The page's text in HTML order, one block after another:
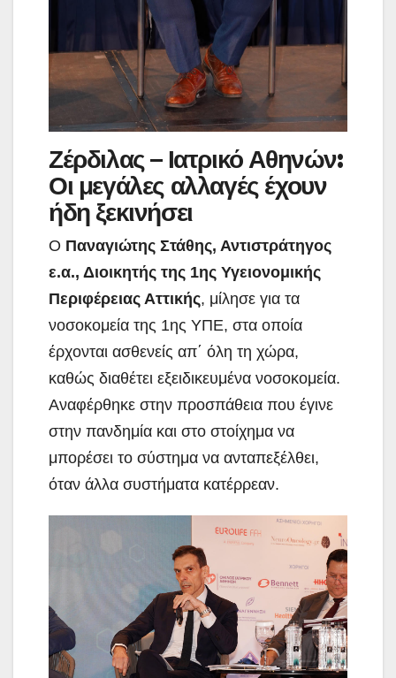
Ζέρδιλας – Ιατρικό Αθηνών:
Οι μεγάλες αλλαγές έχουν
ήδη ξεκινήσει
Ο Παναγιώτης Στάθης, Αντιστράτηγος
ε.α., Διοικητής της 1ης Υγειονομικής
Περιφέρειας Αττικής, μίλησε για τα
νοσοκομεία της 1ης ΥΠΕ, στα οποία
έρχονται ασθενείς απ΄ όλη τη χώρα,
καθώς διαθέτει εξειδικευμένα νοσοκομεία.
Αναφέρθηκε στην προσπάθεια που έγινε
στην πανδημία και στο στοίχημα να
μπορέσει το σύστημα να ανταπεξέλθει,
όταν άλλα συστήματα κατέρρεαν.